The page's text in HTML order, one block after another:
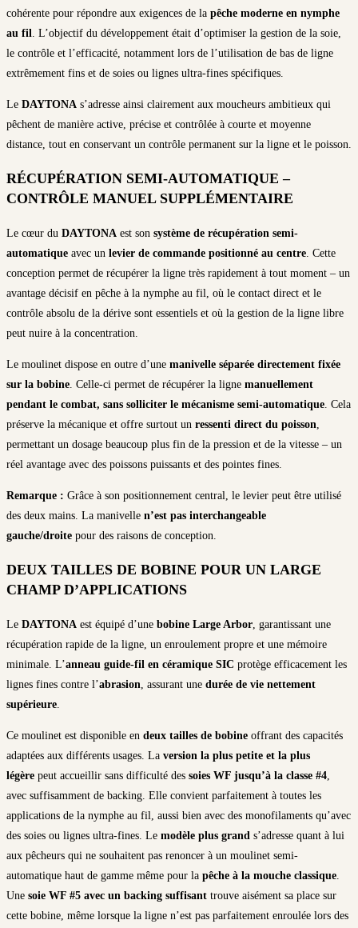
cohérente pour répondre aux exigences de la pêche moderne en nymphe
au fil . L’objectif du développement était d’optimiser la gestion de la soie,
le contrôle et l’efficacité, notamment lors de l’utilisation de bas de ligne
extrêmement fins et de soies ou lignes ultra-fines spécifiques.
Le DAYTONA s’adresse ainsi clairement aux moucheurs ambitieux qui
pêchent de manière active, précise et contrôlée à courte et moyenne
distance, tout en conservant un contrôle permanent sur la ligne et le poisson.
RÉCUPÉRATION SEMI-AUTOMATIQUE –
CONTRÔLE MANUEL SUPPLÉMENTAIRE
Le cœur du DAYTONA est son système de récupération semi-
automatique avec un levier de commande positionné au centre . Cette
conception permet de récupérer la ligne très rapidement à tout moment – un
avantage décisif en pêche à la nymphe au fil, où le contact direct et le
contrôle absolu de la dérive sont essentiels et où la gestion de la ligne libre
peut nuire à la concentration.
Le moulinet dispose en outre d’une manivelle séparée directement fixée
sur la bobine . Celle-ci permet de récupérer la ligne manuellement
pendant le combat, sans solliciter le mécanisme semi-automatique . Cela
préserve la mécanique et offre surtout un ressenti direct du poisson
permettant un dosage beaucoup plus fin de la pression et de la vitesse – un
réel avantage avec des poissons puissants et des pointes fines.
Remarque : Grâce à son positionnement central, le levier peut être utilisé
des deux mains. La manivelle n’est pas interchangeable
gauche/droite pour des raisons de conception.
DEUX TAILLES DE BOBINE POUR UN LARGE
CHAMP D’APPLICATIONS
Le DAYTONA est équipé d’une bobine Large Arbor , garantissant une
récupération rapide de la ligne, un enroulement propre et une mémoire
minimale. L’anneau guide-fil en céramique SIC protège efficacement les
lignes fines contre l’abrasion , assurant une durée de vie nettement
supérieure
Ce moulinet est disponible en deux tailles de bobine offrant des capacités
adaptées aux différents usages. La version la plus petite et la plus
légère peut accueillir sans difficulté des soies WF jusqu’à la classe #4
avec suffisamment de backing. Elle convient parfaitement à toutes les
applications de la nymphe au fil, aussi bien avec des monofilaments qu’avec
des soies ou lignes ultra-fines. Le modèle plus grand s’adresse quant à lui
aux pêcheurs qui ne souhaitent pas renoncer à un moulinet semi-
automatique haut de gamme même pour la pêche à la mouche classique
Une soie WF #5 avec un backing suffisant trouve aisément sa place sur
cette bobine, même lorsque la ligne n’est pas parfaitement enroulée lors des